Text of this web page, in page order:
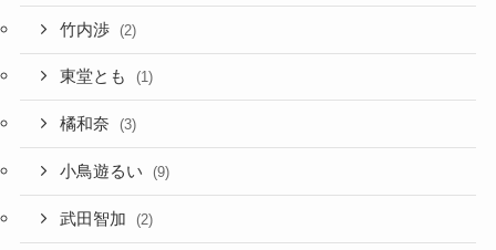
竹内渉 (2)
東堂とも (1)
橘和奈 (3)
小鳥遊るい (9)
武田智加 (2)